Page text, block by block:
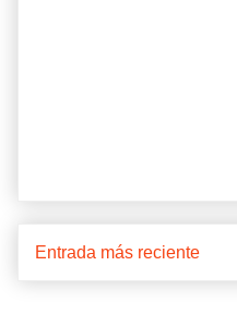
Entrada más reciente